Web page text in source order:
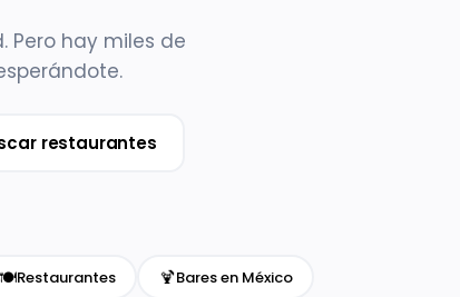
Pero hay miles de
restaurantes
🍽️Restaurantes 🍹Bares en México